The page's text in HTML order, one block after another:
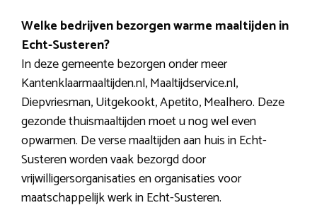
Welke bedrijven bezorgen warme maaltijden in
Echt-Susteren?
In deze gemeente bezorgen onder meer
Kantenklaarmaaltijden.nl, Maaltijdservice.nl,
Diepvriesman, Uitgekookt, Apetito, Mealhero. Deze
gezonde thuismaaltijden moet u nog wel even
opwarmen. De verse maaltijden aan huis in Echt-
Susteren worden vaak bezorgd door
vrijwilligersorganisaties en organisaties voor
maatschappelijk werk in Echt-Susteren.